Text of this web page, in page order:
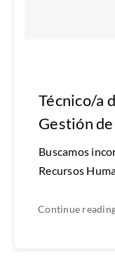
Técnico/a
Gestión
Buscamos
Recursos
Continue